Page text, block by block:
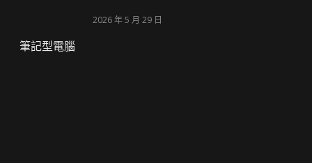
2026 年 5 月 29 日
筆記型電腦